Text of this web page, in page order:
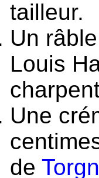
tailleur.
Un
Louis
Une
de